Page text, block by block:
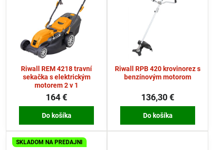
Riwall REM 4218 travní
sekačka s elektrickým
motorem 2 v 1
164 €
Do košíka
Riwall RPB 420 krovinorez s
benzínovým motorom
136,30 €
Do košíka
SKLADOM NA PREDAJNI